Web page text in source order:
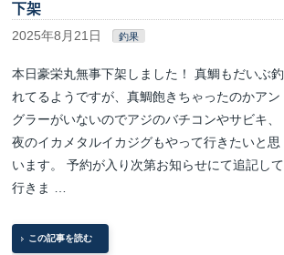
下架
2025年8月21日 釣果
本日豪栄丸無事下架しました！ 真鯛もだいぶ釣
れてるようですが、真鯛飽きちゃったのかアン
グラーがいないのでアジのバチコンやサビキ、
夜のイカメタルイカジグもやって行きたいと思
います。 予約が入り次第お知らせにて追記して
行きま …
この記事を読む